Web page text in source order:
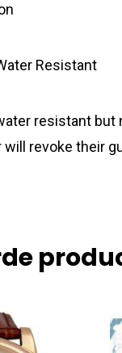
Resistant
resistant
revoke their